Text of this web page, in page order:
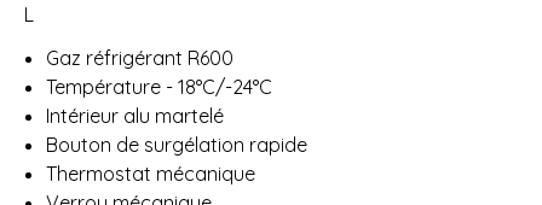
L
Gaz réfrigérant R600
Température - 18°C/-24°C
Intérieur alu martelé
Bouton de surgélation rapide
Thermostat mécanique